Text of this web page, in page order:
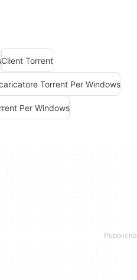
Client Torrent
Torrent Per Windows
Per Windows